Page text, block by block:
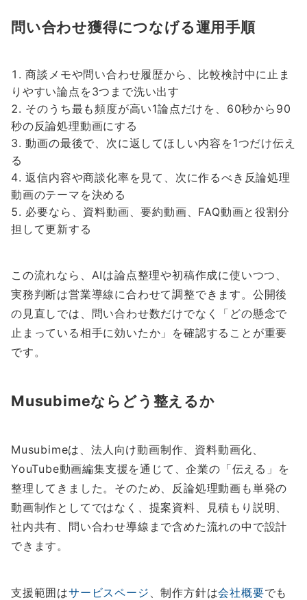
問い合わせ獲得につなげる運用手順
商談メモや問い合わせ履歴から、比較検討中に止ま
りやすい論点を3つまで洗い出す
そのうち最も頻度が高い1論点だけを、60秒から90
秒の反論処理動画にする
動画の最後で、次に返してほしい内容を1つだけ伝え
る
返信内容や商談化率を見て、次に作るべき反論処理
動画のテーマを決める
必要なら、資料動画、要約動画、FAQ動画と役割分
担して更新する
この流れなら、AIは論点整理や初稿作成に使いつつ、
実務判断は営業導線に合わせて調整できます。公開後
の見直しでは、問い合わせ数だけでなく「どの懸念で
止まっている相手に効いたか」を確認することが重要
です。
Musubimeならどう整えるか
Musubimeは、法人向け動画制作、資料動画化、
YouTube動画編集支援を通じて、企業の「伝える」を
整理してきました。そのため、反論処理動画も単発の
動画制作としてではなく、提案資料、見積もり説明、
社内共有、問い合わせ導線まで含めた流れの中で設計
できます。
支援範囲はサービスページ 、制作方針は会社概要でも